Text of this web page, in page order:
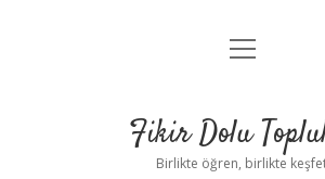
Anasayfa
Yasal Uyarı
menüyü
Fikir Dolu
Birlikte öğren, birlikte